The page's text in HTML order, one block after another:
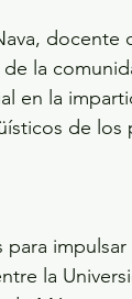
docente
la
en la
de los
la